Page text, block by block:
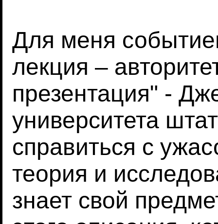
Для меня
лекция –
презентация" -
университета
справиться с
теория и
знает свой